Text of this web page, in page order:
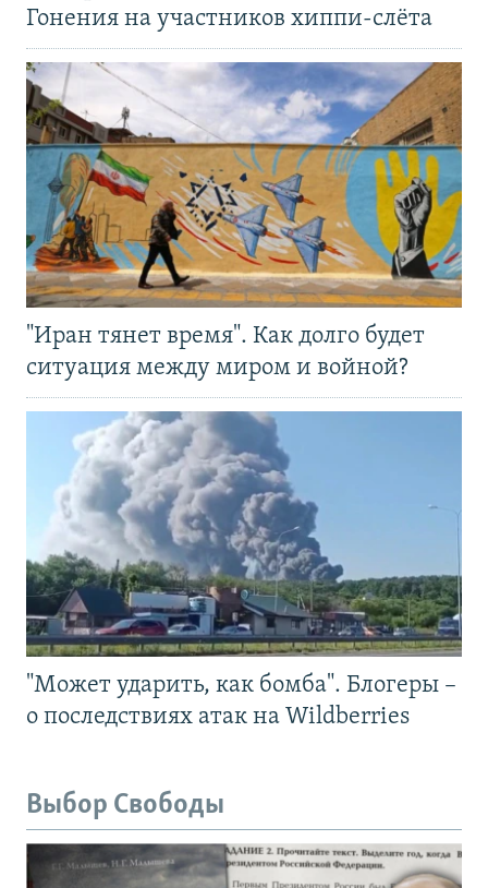
Гонения на участников хиппи-слёта
"Иран тянет время". Как долго будет
ситуация между миром и войной?
"Может ударить, как бомба". Блогеры –
о последствиях атак на Wildberries
Выбор Свободы